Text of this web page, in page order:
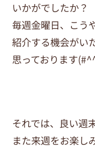
いかがでしたか？
毎週金曜日、こう
紹介する機会がい
思っております
それでは、良い週
また来週をお楽